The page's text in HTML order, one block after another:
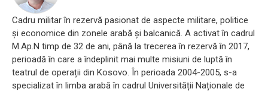
Cadru militar în rezervă pasionat de aspecte militare, politice
și economice din zonele arabă și balcanică. A activat în cadrul
M.Ap.N timp de 32 de ani, până la trecerea în rezervă în 2017,
perioadă în care a îndeplinit mai multe misiuni de luptă în
teatrul de operații din Kosovo. În perioada 2004-2005, s-a
specializat în limba arabă în cadrul Universității Naționale de